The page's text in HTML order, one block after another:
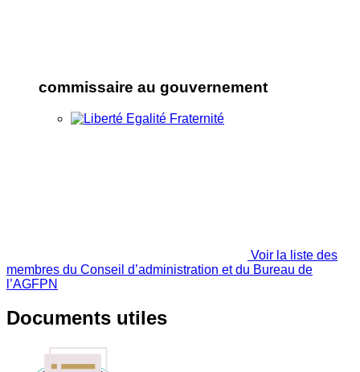
commissaire au gouvernement
Voir la liste des
membres du Conseil d’administration et du Bureau de
l’AGFPN
Documents utiles